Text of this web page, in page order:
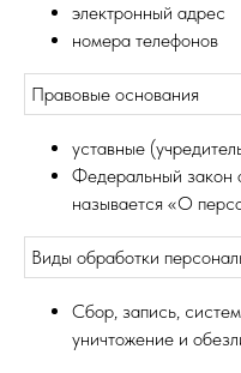
электронный адрес
номера телефонов
Правовые основания
уставные
Федеральный
называется «О
Виды обработки
Сбор, запись,
уничтожение и